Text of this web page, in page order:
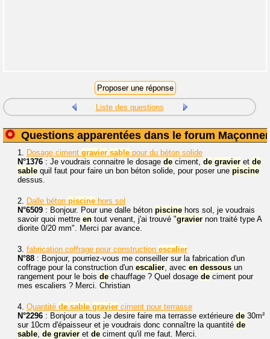
Liste des questions
Questions apparentées dans le forum
1. Dosage ciment gravier sable pour du béton solide
N°1376 : Je voudrais connaitre le dosage de ciment, de gravier et de
sable quil faut pour faire un bon béton solide, pour poser une piscine
dessus.
2. Dalle béton piscine hors sol
N°6509 : Bonjour. Pour une dalle béton piscine hors sol, je voudrais
savoir quoi mettre en tout venant, j'ai trouvé "gravier non traité type A
diorite 0/20 mm". Merci par avance.
3. fabrication coffrage pour construction escalier
N°88 : Bonjour, pourriez-vous me conseiller sur la fabrication d'un
coffrage pour la construction d'un escalier, avec en dessous un
rangement pour le bois de chauffage ? Quel dosage de ciment pour
mes escaliers ? Merci. Christian
4. Quantité de sable gravier ciment pour terrasse
N°2296 : Bonjour a tous Je desire faire ma terrasse extérieure de 30m²
sur 10cm d'épaisseur et je voudrais donc connaître la quantité de
sable, de gravier et de ciment qu'il me faut. Merci.